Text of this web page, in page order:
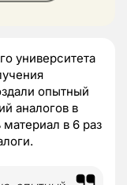
университета
опытный
аналогов в
в 6 раз